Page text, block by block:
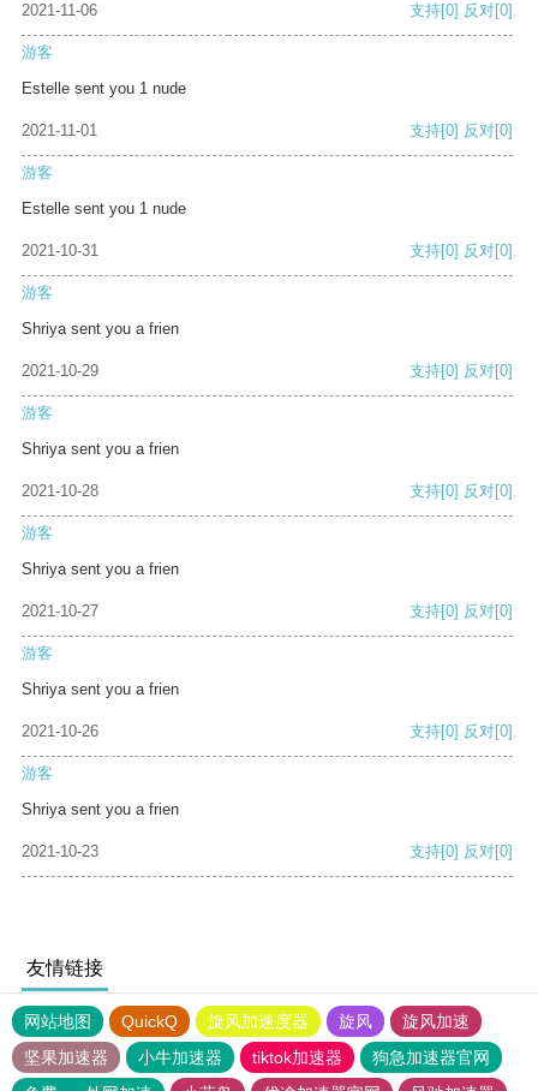
2021-11-06 支持[0] 反对[0]
游客
Estelle sent you 1 nude
2021-11-01 支持[0] 反对[0]
游客
Estelle sent you 1 nude
2021-10-31 支持[0] 反对[0]
游客
Shriya sent you a frien
2021-10-29 支持[0] 反对[0]
游客
Shriya sent you a frien
2021-10-28 支持[0] 反对[0]
游客
Shriya sent you a frien
2021-10-27 支持[0] 反对[0]
游客
Shriya sent you a frien
2021-10-26 支持[0] 反对[0]
游客
Shriya sent you a frien
2021-10-23 支持[0] 反对[0]
友情链接
网站地图 QuickQ 旋风加速度器 旋风
旋风加速
坚果加速器
小牛加速器 tiktok加速器
狗急加速器官网